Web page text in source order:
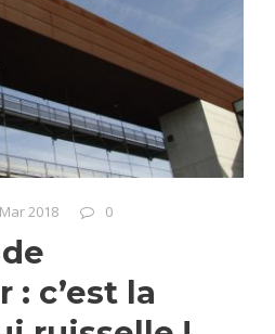
2018 0
c’est la